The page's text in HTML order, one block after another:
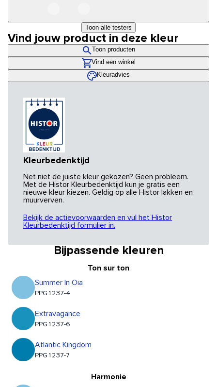
Toon alle testers
Vind jouw product in deze kleur
Toon producten
Vind een winkel
Kleuradvies
Kleurbedenktijd
Net niet de juiste kleur gekozen? Geen probleem.
Met de Histor Kleurbedenktijd kun je gratis een
nieuwe kleur kiezen. Geldig op alle Histor lakken en
muurverven.
Bekijk de actievoorwaarden en vul het Histor
Kleurbedenktijd formulier in.
Bijpassende kleuren
Ton sur ton
Summer In Oia
PPG1237-4
Extravagance
PPG1237-6
Atlantic Kingdom
PPG1237-7
Harmonie